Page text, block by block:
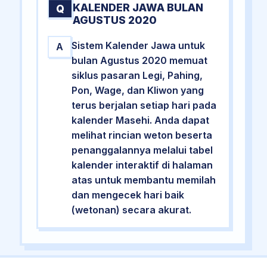
Q
KALENDER JAWA BULAN
AGUSTUS 2020
A
Sistem Kalender Jawa untuk
bulan Agustus 2020 memuat
siklus pasaran Legi, Pahing,
Pon, Wage, dan Kliwon yang
terus berjalan setiap hari pada
kalender Masehi. Anda dapat
melihat rincian weton beserta
penanggalannya melalui tabel
kalender interaktif di halaman
atas untuk membantu memilah
dan mengecek hari baik
(wetonan) secara akurat.